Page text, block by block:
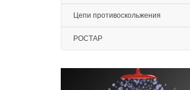
Цепи противоскольжения
РОСТАР